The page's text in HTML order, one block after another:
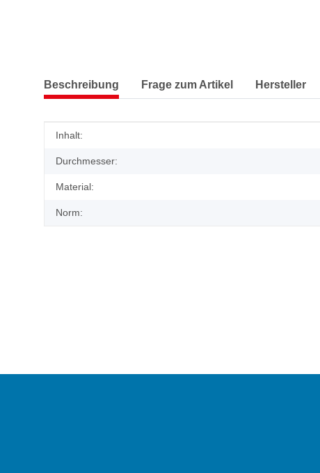
Beschreibung Frage zum Artikel Hersteller
Produkteigenschaft
Wert
Inhalt:
Durchmesser:
Material:
Norm: